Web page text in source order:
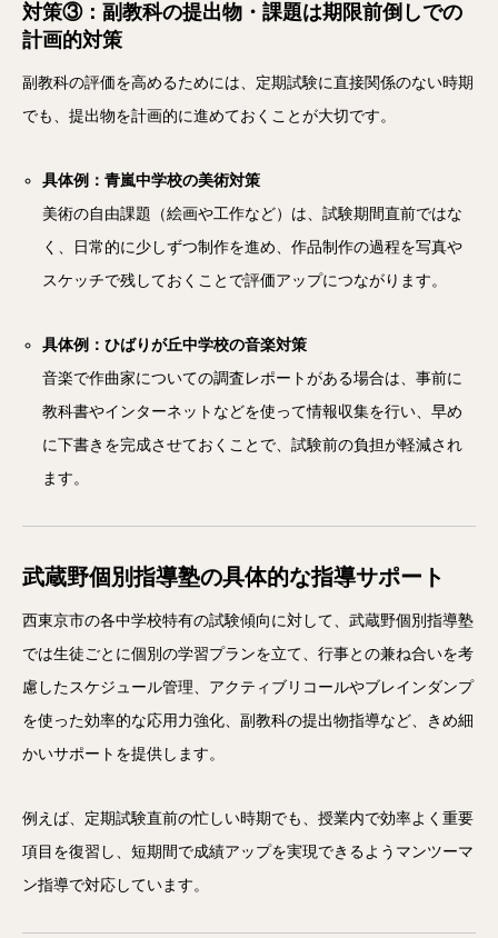
対策③：副教科の提出物・課題は期限前倒しでの
計画的対策
副教科の評価を高めるためには、定期試験に直接関係のない時期
でも、提出物を計画的に進めておくことが大切です。
具体例：青嵐中学校の美術対策
美術の自由課題（絵画や工作など）は、試験期間直前ではな
く、日常的に少しずつ制作を進め、作品制作の過程を写真や
スケッチで残しておくことで評価アップにつながります。
具体例：ひばりが丘中学校の音楽対策
音楽で作曲家についての調査レポートがある場合は、事前に
教科書やインターネットなどを使って情報収集を行い、早め
に下書きを完成させておくことで、試験前の負担が軽減され
ます。
武蔵野個別指導塾の具体的な指導サポート
西東京市の各中学校特有の試験傾向に対して、武蔵野個別指導塾
では生徒ごとに個別の学習プランを立て、行事との兼ね合いを考
慮したスケジュール管理、アクティブリコールやブレインダンプ
を使った効率的な応用力強化、副教科の提出物指導など、きめ細
かいサポートを提供します。
例えば、定期試験直前の忙しい時期でも、授業内で効率よく重要
項目を復習し、短期間で成績アップを実現できるようマンツーマ
ン指導で対応しています。